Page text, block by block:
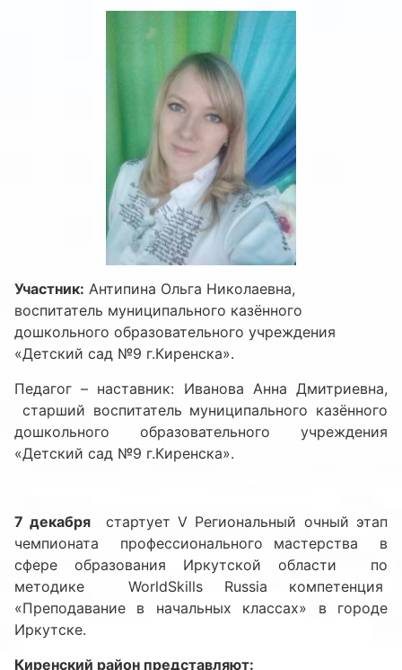
Участник: Антипина Ольга Николаевна,
воспитатель муниципального казённого
дошкольного образовательного учреждения
«Детский сад №9 г.Киренска».
Педагог – наставник: Иванова Анна Дмитриевна,
старший воспитатель муниципального казённого
дошкольного образовательного учреждения
«Детский сад №9 г.Киренска».
7 декабря стартует V Региональный очный этап
чемпионата профессионального мастерства в
сфере образования Иркутской области по
методике WorldSkills Russia компетенция
«Преподавание в начальных классах» в городе
Иркутске.
Киренский район представляют: